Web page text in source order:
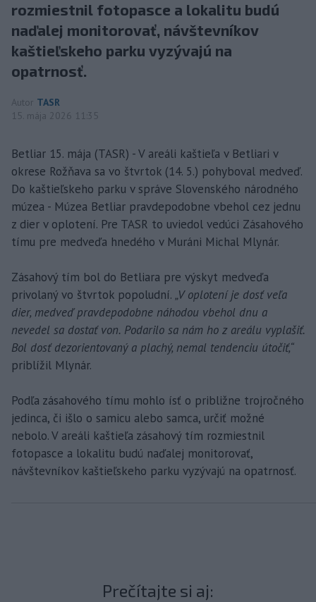
rozmiestnil fotopasce a lokalitu budú
naďalej monitorovať, návštevníkov
kaštieľskeho parku vyzývajú na
opatrnosť.
Autor TASR
15. mája 2026 11:35
Betliar 15. mája (TASR) - V areáli kaštieľa v Betliari v
okrese Rožňava sa vo štvrtok (14. 5.) pohyboval medveď.
Do kaštieľskeho parku v správe Slovenského národného
múzea - Múzea Betliar pravdepodobne vbehol cez jednu
z dier v oplotení. Pre TASR to uviedol vedúci Zásahového
tímu pre medveďa hnedého v Muráni Michal Mlynár.
Zásahový tím bol do Betliara pre výskyt medveďa
privolaný vo štvrtok popoludní. „V oplotení je dosť veľa
dier, medveď pravdepodobne náhodou vbehol dnu a
nevedel sa dostať von. Podarilo sa nám ho z areálu vyplašiť.
Bol dosť dezorientovaný a plachý, nemal tendenciu útočiť,“
priblížil Mlynár.
Podľa zásahového tímu mohlo ísť o približne trojročného
jedinca, či išlo o samicu alebo samca, určiť možné
nebolo. V areáli kaštieľa zásahový tím rozmiestnil
fotopasce a lokalitu budú naďalej monitorovať,
návštevníkov kaštieľskeho parku vyzývajú na opatrnosť.
Prečítajte si aj: